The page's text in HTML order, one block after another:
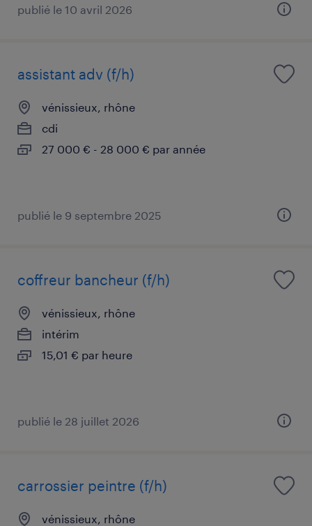
publié le 10 avril 2026
assistant adv (f/h)
vénissieux, rhône
cdi
27 000 € - 28 000 € par année
publié le 9 septembre 2025
coffreur bancheur (f/h)
vénissieux, rhône
intérim
15,01 € par heure
publié le 28 juillet 2026
carrossier peintre (f/h)
vénissieux, rhône